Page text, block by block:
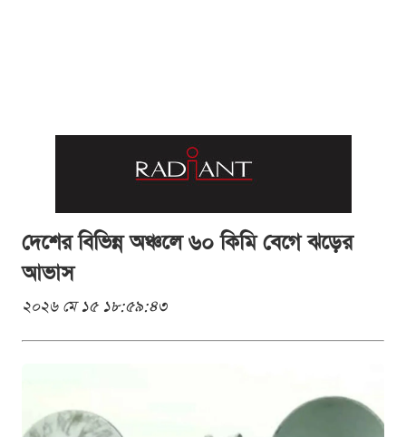
দেশের বিভিন্ন অঞ্চলে ৬০ কিমি বেগে ঝড়ের
আভাস
২০২৬ মে ১৫ ১৮:৫৯:৪৩